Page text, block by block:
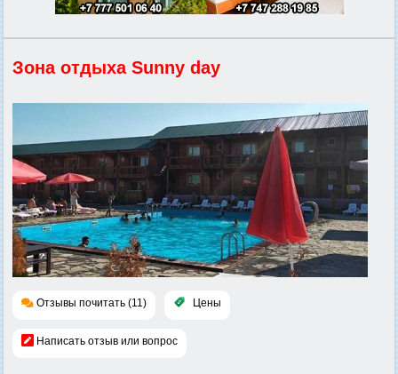
Зона отдыха Sunny day
Отзывы почитать (11) Цены
Написать отзыв или вопрос